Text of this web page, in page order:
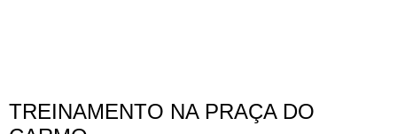
TREINAMENTO NA PRAÇA DO